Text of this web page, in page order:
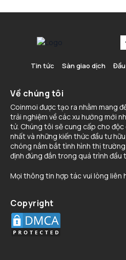
Tin tức Sàn giao dịch
Về chúng tôi
Coinmoi được tạo ra nhằm mang
trải nghiệm về các xu hướng mới
tử. Chúng tôi sẽ cung cấp cho
nhất và những kiến thức đầu tư
chóng nắm bắt tình hình thị
định đúng đắn trong quá trình đầu
Mọi thông tin hợp tác vui lòng liên
Copyright